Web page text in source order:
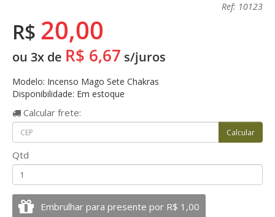
Ref: 10123
R$ 20,00
ou 3x de R$ 6,67 s/juros
Modelo: Incenso Mago Sete Chakras
Disponibilidade: Em estoque
Calcular frete:
Qtd